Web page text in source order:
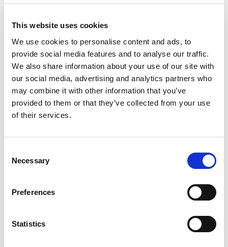
This website uses cookies
We use cookies to personalise content and ads, to
provide social media features and to analyse our traffic.
We also share information about your use of our site with
our social media, advertising and analytics partners who
may combine it with other information that you’ve
provided to them or that they’ve collected from your use
of their services.
Necessary
Preferences
Statistics
Postleitzahl
Ort
Land
Telefon
FKV-Mitgliedsnr.